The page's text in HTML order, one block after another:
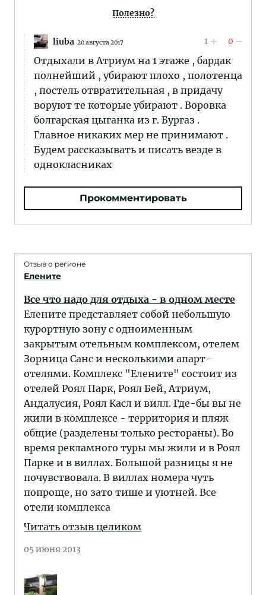
Полезно?
liuba 20 августа 2017 1 0
Отдыхали в Атриум на 1 этаже , бардак
полнейший , убирают плохо , полотенца
, постель отвратительная , в придачу
воруют те которые убирают . Воровка
болгарская цыганка из г. Бургаз .
Главное никаких мер не принимают .
Будем рассказывать и писать везде в
однокласниках
Прокомментировать
Отзыв о регионе
Елените
Все что надо для отдыха - в одном месте
Елените представляет собой небольшую
курортную зону с одноименным
закрытым отельным комплексом, отелем
Зорница Санс и несколькими апарт-
отелями. Комплекс "Елените" состоит из
отелей Роял Парк, Роял Бей, Атриум,
Андалусия, Роял Касл и вилл. Где-бы вы не
жили в комплексе - территория и пляж
общие (разделены только рестораны). Во
время рекламного туры мы жили и в Роял
Парке и в виллах. Большой разницы я не
почувствовала. В виллах номера чуть
попроще, но зато тише и уютней. Все
отели комплекса
Читать отзыв целиком
05 июня 2013